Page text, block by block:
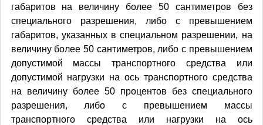
габаритов на величину более 50 сантиметров без
специального разрешения, либо с превышением
габаритов, указанных в специальном разрешении, на
величину более 50 сантиметров, либо с превышением
допустимой массы транспортного средства или
допустимой нагрузки на ось транспортного средства
на величину более 50 процентов без специального
разрешения, либо с превышением массы
транспортного средства или нагрузки на ось